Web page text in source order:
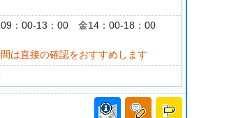
09：00-13：00 金14：00-18：00
は直接の確認をおすすめします